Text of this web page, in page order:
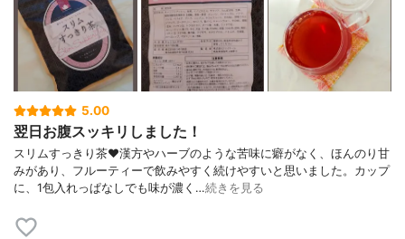
5.00
翌日お腹スッキリしました！
スリムすっきり茶♥漢方やハーブのような苦味に癖がなく、ほんのり甘
みがあり、フルーティーで飲みやすく続けやすいと思いました。カップ
に、1包入れっぱなしでも味が濃く…続きを見る